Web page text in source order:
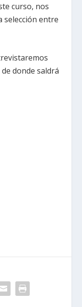
curso, nos
selección entre
donde saldrá